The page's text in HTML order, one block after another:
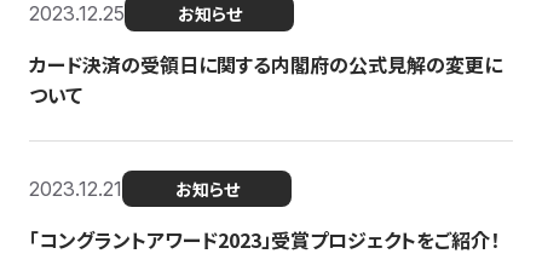
2023.12.25 お知らせ
カード決済の受領日に関する内閣府の公式見解の変更に
ついて
2023.12.21 お知らせ
「コングラントアワード2023」受賞プロジェクトをご紹介！